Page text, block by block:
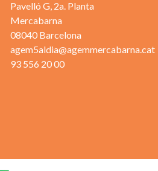
Pavelló G, 2a. Planta
Mercabarna
08040 Barcelona
agem5aldia@agemmercabarna.cat
93 556 20 00